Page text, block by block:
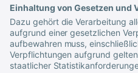
Einhaltung von Gesetzen und
Dazu gehört die Verarbeitung
aufgrund einer gesetzlichen
aufbewahren muss,
Verpflichtungen aufgrund
staatlicher